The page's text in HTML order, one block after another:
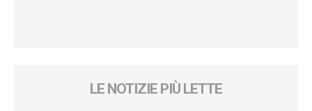
LE NOTIZIE PIÙ LETTE